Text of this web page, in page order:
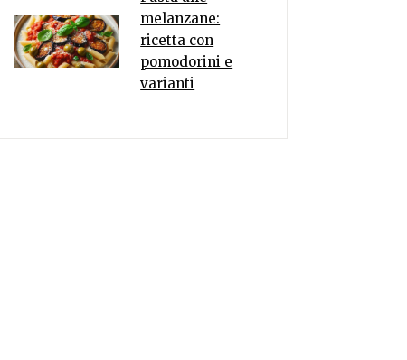
melanzane:
ricetta con
pomodorini e
varianti